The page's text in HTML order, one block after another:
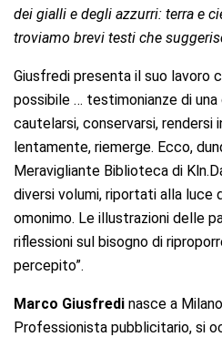
dei gialli e degli azzurri: terra e
troviamo brevi testi che
Giusfredi presenta il suo lavoro
possibile … testimonianze di
cautelarsi, conservarsi, rendersi
lentamente, riemerge. Ecco,
Meravigliante Biblioteca di
diversi volumi, riportati alla luce
omonimo. Le illustrazioni delle
riflessioni sul bisogno di
percepito”.
Marco Giusfredi nasce a
Professionista pubblicitario, si